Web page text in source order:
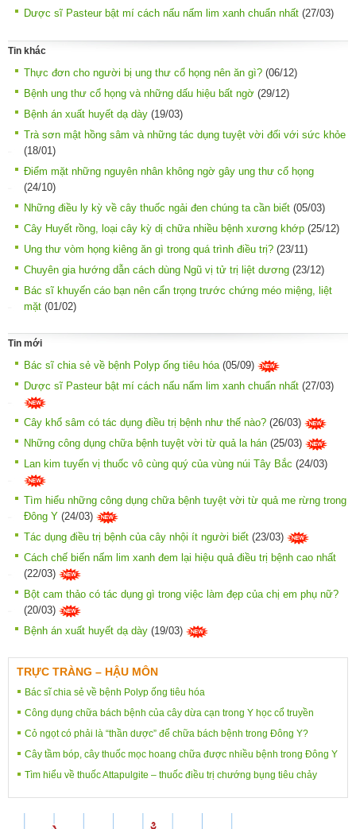
Dược sĩ Pasteur bật mí cách nấu nấm lim xanh chuẩn nhất (27/03)
Tin khác
Thực đơn cho người bị ung thư cổ họng nên ăn gì? (06/12)
Bệnh ung thư cổ họng và những dấu hiệu bất ngờ (29/12)
Bệnh án xuất huyết dạ dày (19/03)
Trà sơn mật hồng sâm và những tác dụng tuyệt vời đối với sức khỏe
(18/01)
Điểm mặt những nguyên nhân không ngờ gây ung thư cổ họng
(24/10)
Những điều ly kỳ về cây thuốc ngải đen chúng ta cần biết (05/03)
Cây Huyết rồng, loại cây kỳ dị chữa nhiều bệnh xương khớp (25/12)
Ung thư vòm họng kiêng ăn gì trong quá trình điều trị? (23/11)
Chuyên gia hướng dẫn cách dùng Ngũ vị tử trị liệt dương (23/12)
Bác sĩ khuyến cáo bạn nên cẩn trọng trước chứng méo miệng, liệt
mặt (01/02)
Tin mới
Bác sĩ chia sẻ về bệnh Polyp ống tiêu hóa(05/09)
Dược sĩ Pasteur bật mí cách nấu nấm lim xanh chuẩn nhất (27/03)
Cây khổ sâm có tác dụng điều trị bệnh như thế nào? (26/03)
Những công dụng chữa bệnh tuyệt vời từ quả la hán (25/03)
Lan kim tuyến vị thuốc vô cùng quý của vùng núi Tây Bắc (24/03)
Tìm hiểu những công dụng chữa bệnh tuyệt vời từ quả me rừng trong
Đông Y (24/03)
Tác dụng điều trị bệnh của cây nhội ít người biết (23/03)
Cách chế biến nấm lim xanh đem lại hiệu quả điều trị bệnh cao nhất
(22/03)
Bột cam thảo có tác dụng gì trong việc làm đẹp của chị em phụ nữ?
(20/03)
Bệnh án xuất huyết dạ dày (19/03)
TRỰC TRÀNG – HẬU MÔN
Bác sĩ chia sẻ về bệnh Polyp ống tiêu hóa
Công dụng chữa bách bệnh của cây dừa cạn trong Y học cổ truyền
Cỏ ngọt có phải là “thần dược” để chữa bách bệnh trong Đông Y?
Cây tầm bóp, cây thuốc mọc hoang chữa được nhiều bệnh trong Đông Y
Tìm hiểu về thuốc Attapulgite – thuốc điều trị chướng bụng tiêu chảy